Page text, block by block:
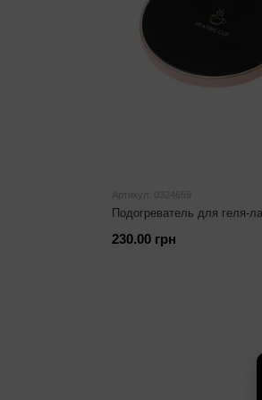
Артикул: 0324659
Подогреватель для геля-
230.00 грн